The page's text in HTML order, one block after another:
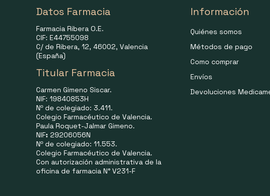
Datos Farmacia
Farmacia Ribera O.E.
CIF: E44755098
C/ de Ribera, 12, 46002, Valencia
(España)
Titular Farmacia
Carmen Gimeno Siscar.
NIF: 19840853H
Nº de colegiado: 3.411.
Colegio Farmacéutico de Valencia.
Paula Roquet-Jalmar Gimeno.
NIF: 29206056N
Nº de colegiado: 11.553.
Colegio Farmacéutico de Valencia.
Con autorización administrativa de la
oficina de farmacia N° V231-F
Información
Quiénes somos
Métodos de pago
Como comprar
Envíos
Devoluciones